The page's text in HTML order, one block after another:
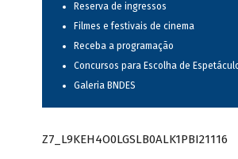
Reserva de ingressos
Filmes e festivais de cinema
Receba a programação
Concursos para Escolha de
Galeria BNDES
Z7_L9KEH4O0LGSLB0ALK1PBI21116